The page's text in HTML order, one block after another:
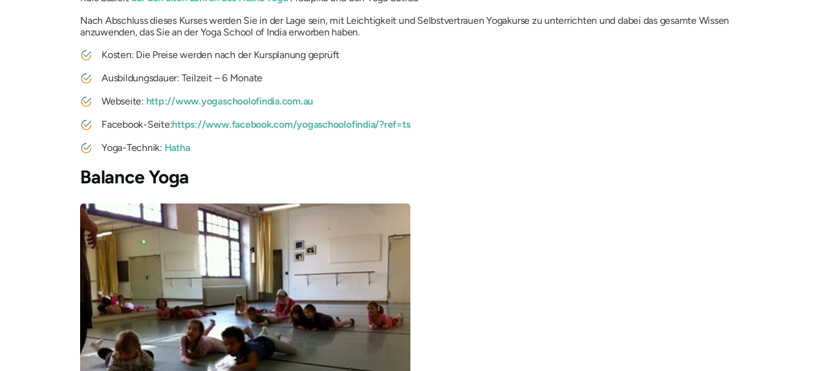
Nach Abschluss dieses Kurses werden Sie in der Lage sein, mit Leichtigkeit und Selbstvertrauen Yogakurse zu unterrichten und dabei das gesamte Wissen
anzuwenden, das Sie an der Yoga School of India erworben haben.
Kosten: Die Preise werden nach der Kursplanung geprüft
Ausbildungsdauer: Teilzeit – 6 Monate
Webseite: http://www.yogaschoolofindia.com.au
Facebook-Seite:https://www.facebook.com/yogaschoolofindia/?ref=ts
Yoga-Technik: Hatha
Balance Yoga